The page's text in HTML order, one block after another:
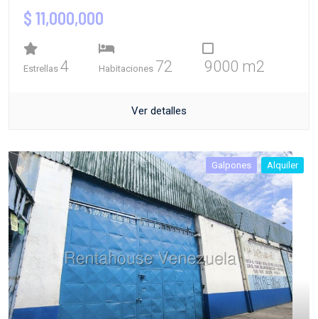
$ 11,000,000
Estrellas 4 Habitaciones 72 9000 m2
Ver detalles
Galpones Alquiler